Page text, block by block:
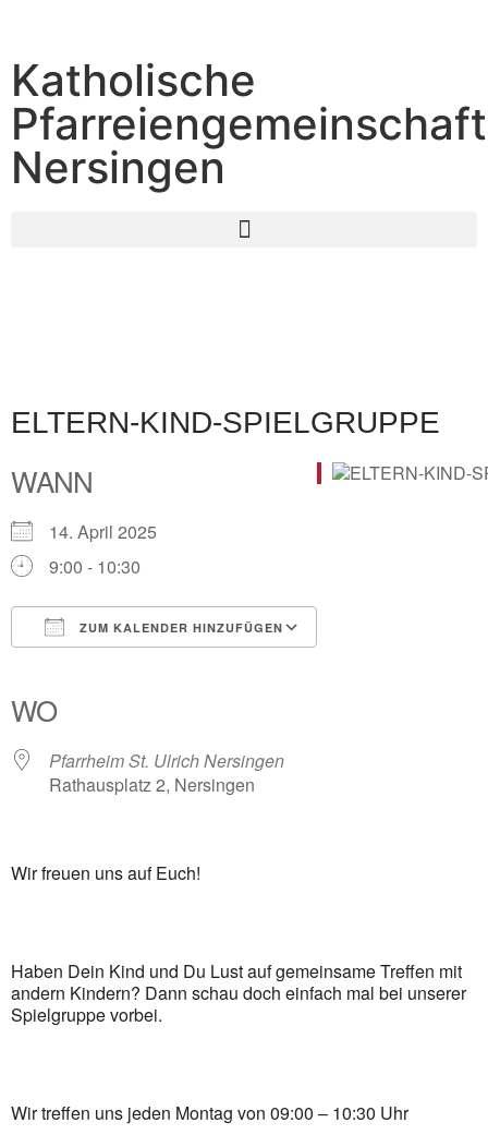
Katholische
Pfarreiengemeinschaft
Nersingen
ELTERN-KIND-SPIELGRUPPE
WANN
14. April 2025
9:00 - 10:30
ZUM KALENDER HINZUFÜGEN
WO
Pfarrheim St. Ulrich Nersingen
Rathausplatz 2, Nersingen
Wir freuen uns auf Euch!
Haben Dein Kind und Du Lust auf gemeinsame Treffen mit
andern Kindern? Dann schau doch einfach mal bei unserer
Spielgruppe vorbei.
Wir treffen uns jeden Montag von 09:00 – 10:30 Uhr